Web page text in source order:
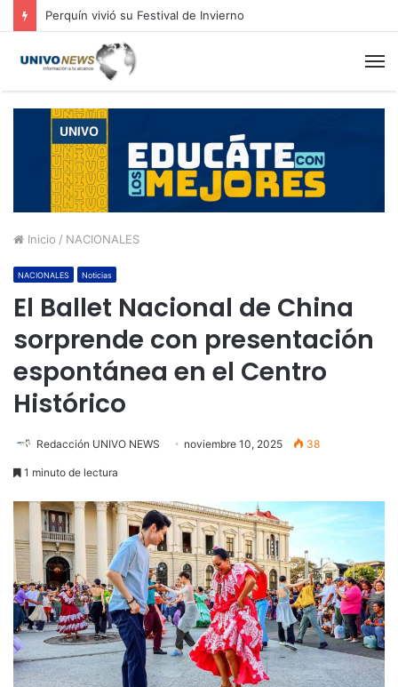
Perquín vivió su Festival de Invierno
Inicio / NACIONALES
NACIONALES Noticias
El Ballet Nacional de China
sorprende con presentación
espontánea en el Centro
Histórico
Redacción UNIVO NEWS noviembre 10, 2025 38
1 minuto de lectura